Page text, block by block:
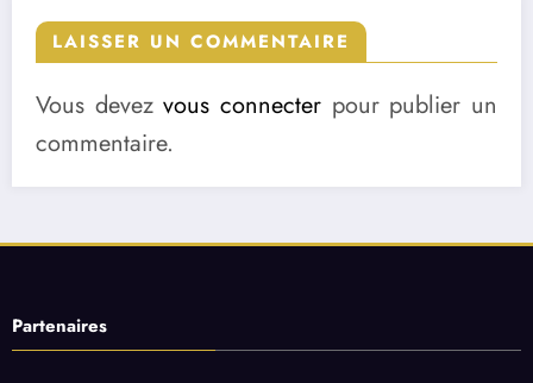
LAISSER UN COMMENTAIRE
Vous devezvous connecter pour publier un
commentaire.
Partenaires